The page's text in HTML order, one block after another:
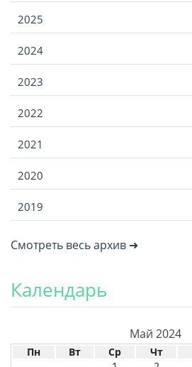
2025
2024
2023
2022
2021
2020
2019
Смотреть весь архив ➜
Календарь
Май 2024
Пн Вт Ср Чт